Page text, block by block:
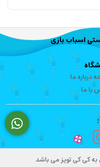
اسباب بازی
درباره ما
با ما
کی کی تویز می باشد